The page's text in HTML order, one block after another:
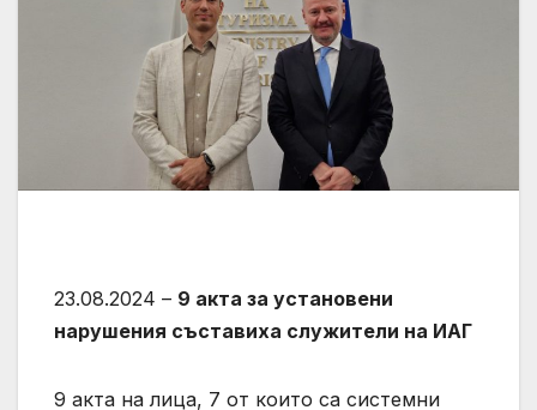
23.08.2024 – 9 акта за установени
нарушения съставиха служители на ИАГ
9 акта на лица, 7 от които са системни